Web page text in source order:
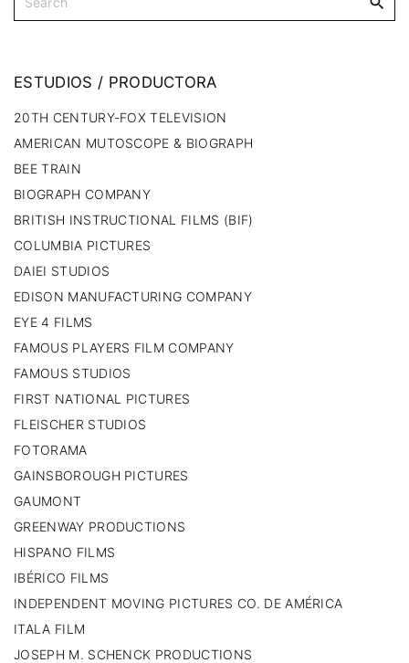
ESTUDIOS / PRODUCTORA
20TH CENTURY-FOX TELEVISION
AMERICAN MUTOSCOPE & BIOGRAPH
BEE TRAIN
BIOGRAPH COMPANY
BRITISH INSTRUCTIONAL FILMS (BIF)
COLUMBIA PICTURES
DAIEI STUDIOS
EDISON MANUFACTURING COMPANY
EYE 4 FILMS
FAMOUS PLAYERS FILM COMPANY
FAMOUS STUDIOS
FIRST NATIONAL PICTURES
FLEISCHER STUDIOS
FOTORAMA
GAINSBOROUGH PICTURES
GAUMONT
GREENWAY PRODUCTIONS
HISPANO FILMS
IBÉRICO FILMS
INDEPENDENT MOVING PICTURES CO. DE AMÉRICA
ITALA FILM
JOSEPH M. SCHENCK PRODUCTIONS